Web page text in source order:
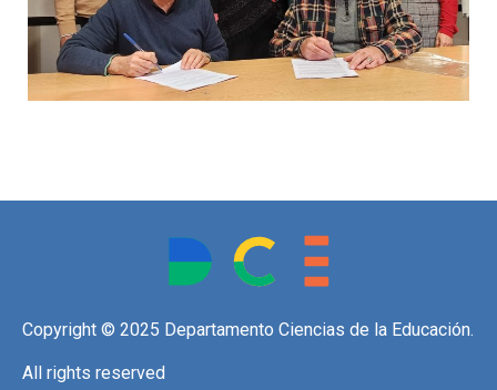
Copyright © 2025 Departamento Ciencias de la Educación.
All rights reserved